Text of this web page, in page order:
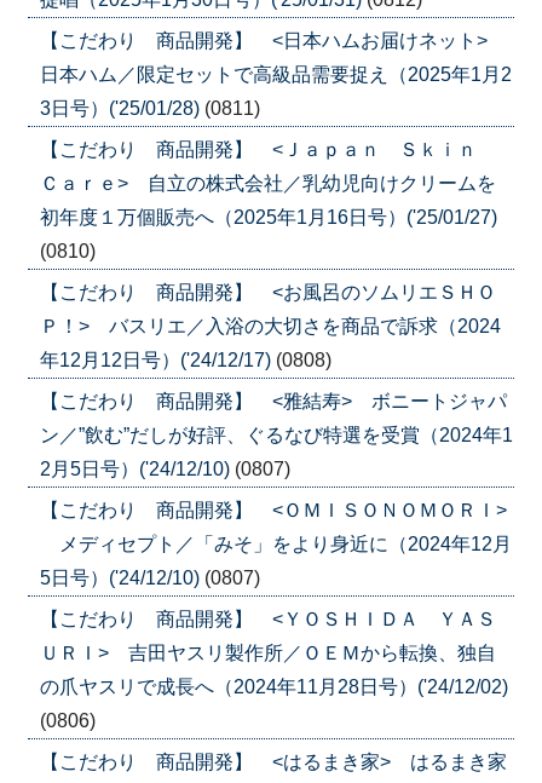
【こだわり 商品開発】 <日本ハムお届けネット>
日本ハム／限定セットで高級品需要捉え（2025年1月2
3日号）('25/01/28) (0811)
【こだわり 商品開発】 <Ｊａｐａｎ Ｓｋｉｎ
Ｃａｒｅ> 自立の株式会社／乳幼児向けクリームを
初年度１万個販売へ（2025年1月16日号）('25/01/27)
(0810)
【こだわり 商品開発】 <お風呂のソムリエＳＨＯ
Ｐ！> バスリエ／入浴の大切さを商品で訴求（2024
年12月12日号）('24/12/17) (0808)
【こだわり 商品開発】 <雅結寿> ボニートジャパ
ン／”飲む”だしが好評、ぐるなび特選を受賞（2024年1
2月5日号）('24/12/10) (0807)
【こだわり 商品開発】 <ＯＭＩＳＯＮＯＭＯＲＩ>
メディセプト／「みそ」をより身近に（2024年12月
5日号）('24/12/10) (0807)
【こだわり 商品開発】 <ＹＯＳＨＩＤＡ ＹＡＳ
ＵＲＩ> 吉田ヤスリ製作所／ＯＥＭから転換、独自
の爪ヤスリで成長へ（2024年11月28日号）('24/12/02)
(0806)
【こだわり 商品開発】 <はるまき家> はるまき家